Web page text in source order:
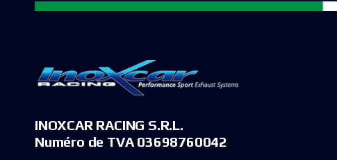
INOXCAR RACING S.R.L.
Numéro de TVA 03698760042